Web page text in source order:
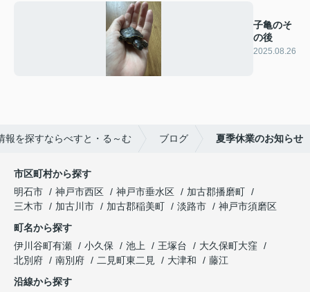
子亀のそ
の後
2025.08.26
報を探すならべすと・る～む ブログ 夏季休業のお知らせ
市区町村から探す
明石市
神戸市西区 神戸市垂水区
加古郡播磨町
三木市
加古川市 加古郡稲美町 淡路市
神戸市須磨区
町名から探す
伊川谷町有瀬
小久保 池上 王塚台
大久保町大窪
北別府
南別府 二見町東二見 大津和
藤江
沿線から探す